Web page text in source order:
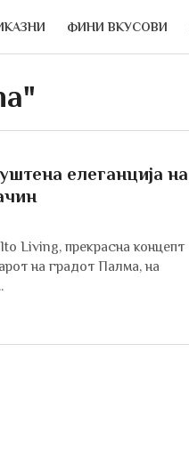
ФИНИ ВКУСОВИ
елеганција на
Living, прекрасна концепт
на градот Палма, на